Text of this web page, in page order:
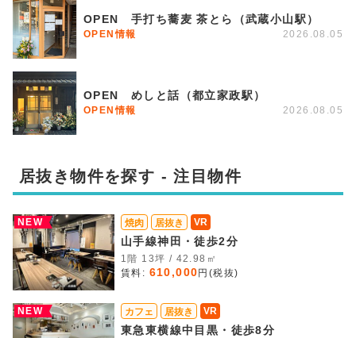
OPEN 手打ち蕎麦 茶とら（武蔵小山駅）
OPEN情報 2026.08.05
OPEN めしと話（都立家政駅）
OPEN情報 2026.08.05
居抜き物件を探す - 注目物件
NEW 焼肉 居抜き VR
山手線神田・徒歩2分
1階 13坪 / 42.98㎡
賃料: 610,000 円(税抜)
NEW カフェ 居抜き VR
東急東横線中目黒・徒歩8分